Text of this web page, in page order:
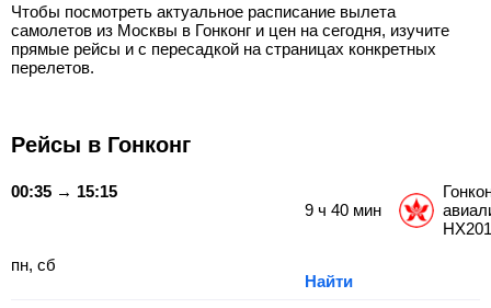
Чтобы посмотреть актуальное расписание вылета
самолетов из Москвы в Гонконг и цен на сегодня, изучите
прямые рейсы и с пересадкой на страницах конкретных
перелетов.
Рейсы в Гонконг
00:35 → 15:15
9 ч 40 мин
пн, сб
Найти